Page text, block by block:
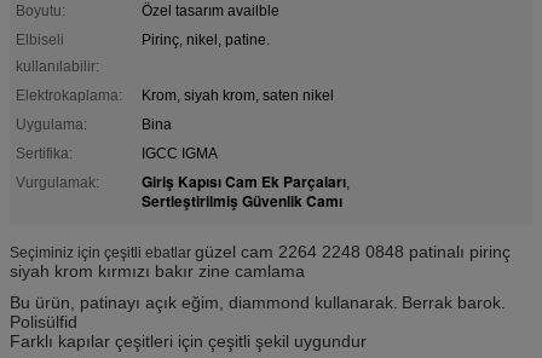
Boyutu:
Özel tasarım availble
Elbiseli
kullanılabilir:
Pirinç, nikel, patine.
Elektrokaplama:
Krom, siyah krom, saten nikel
Uygulama:
Bina
Sertifika:
IGCC IGMA
Vurgulamak:
Giriş Kapısı Cam Ek Parçaları,
Sertleştirilmiş Güvenlik Camı
Seçiminiz için çeşitli ebatlar güzel cam 2264 2248 0848 patinalı pirinç
siyah krom kırmızı bakır zine camlama
Bu ürün, patinayı açık eğim, diammond kullanarak. Berrak barok.
Polisülfid
Farklı kapılar çeşitleri için çeşitli şekil uygundur